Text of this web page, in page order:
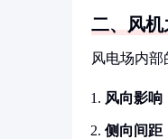
二、风
风电场内部
风向影响
侧向间距